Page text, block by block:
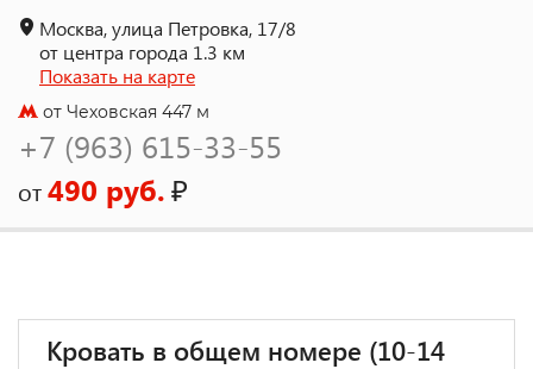
Москва, улица Петровка, 17/8
от центра города 1.3 км
Показать на карте
от Чеховская 447 м
+7 (963) 615-33-55
от490 руб.₽
Кровать в общем номере (10-14